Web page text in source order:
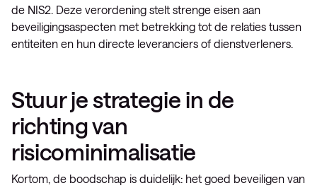
de NIS2. Deze verordening stelt strenge eisen aan
beveiligingsaspecten met betrekking tot de relaties tussen
entiteiten en hun directe leveranciers of dienstverleners.
Stuur je strategie in de
richting van
risicominimalisatie
Kortom, de boodschap is duidelijk: het goed beveiligen van